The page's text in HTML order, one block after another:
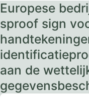
Europese
sproof sign
aan de